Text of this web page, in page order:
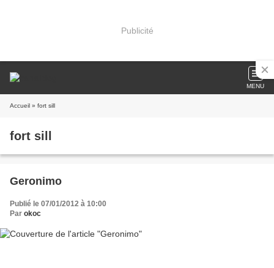
Publicité
MENU
Accueil » fort sill
fort sill
Geronimo
Publié le 07/01/2012 à 10:00
Par okoc